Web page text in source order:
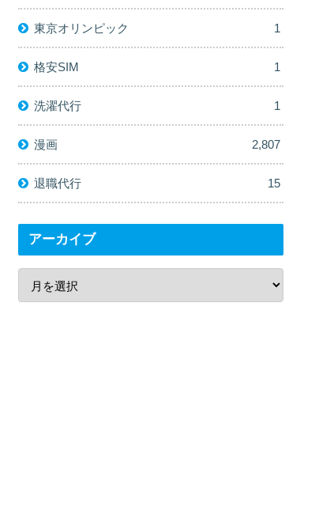
東京オリンピック 1
格安SIM 1
洗濯代行 1
漫画 2,807
退職代行 15
アーカイブ